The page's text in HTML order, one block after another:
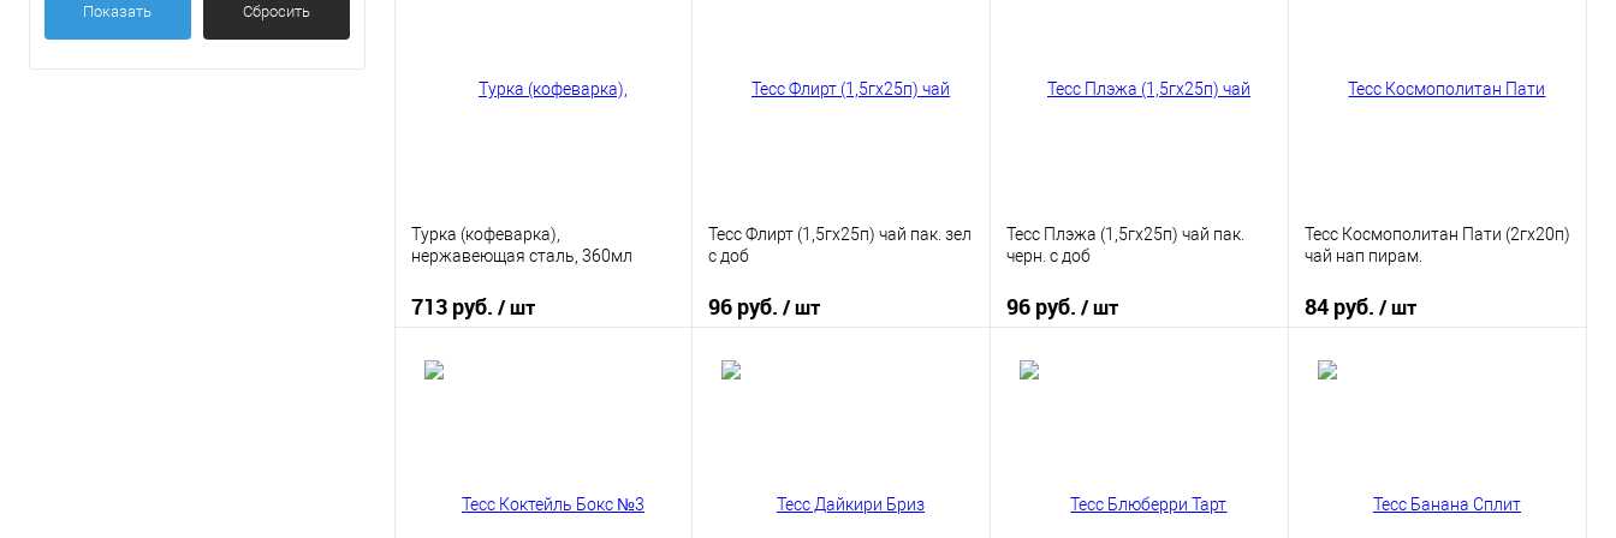
Показать Сбросить
Турка (кофеварка),
нержавеющая сталь, 360мл
713 руб. / шт
Тесс Флирт (1,5гх25п) чай пак. зел
с доб
96 руб. / шт
Тесс Плэжа (1,5гх25п) чай пак.
черн. с доб
96 руб. / шт
Тесс Космополитан Пати (2гх20п)
чай нап пирам.
84 руб. / шт